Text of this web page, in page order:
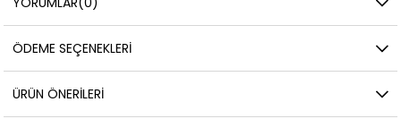
ÖDEME SEÇENEKLERI
ÜRÜN ÖNERILERI